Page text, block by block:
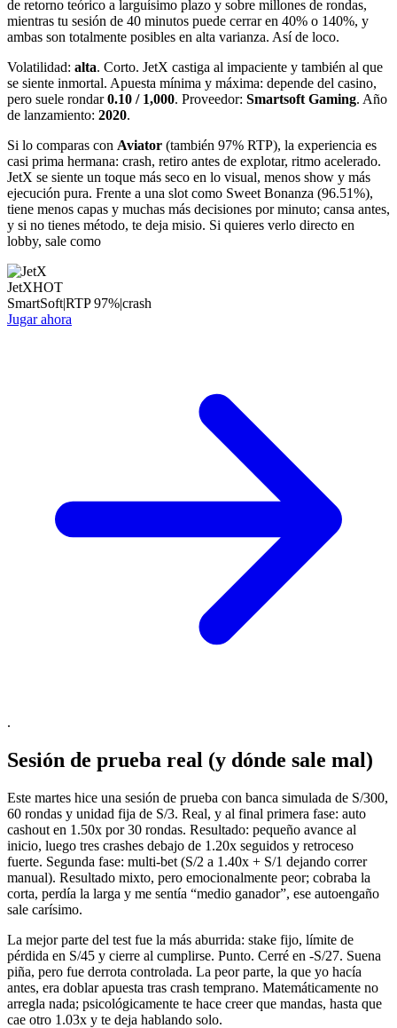
de retorno teórico a larguísimo plazo y sobre millones de rondas,
mientras tu sesión de 40 minutos puede cerrar en 40% o 140%, y
ambas son totalmente posibles en alta varianza. Así de loco.
Volatilidad: alta. Corto. JetX castiga al impaciente y también al que
se siente inmortal. Apuesta mínima y máxima: depende del casino,
pero suele rondar0.10 / 1,000. Proveedor: Smartsoft Gaming. Año
de lanzamiento: 2020.
Si lo comparas con Aviator (también 97% RTP), la experiencia es
casi prima hermana: crash, retiro antes de explotar, ritmo acelerado.
JetX se siente un toque más seco en lo visual, menos show y más
ejecución pura. Frente a una slot como Sweet Bonanza (96.51%),
tiene menos capas y muchas más decisiones por minuto; cansa antes,
y si no tienes método, te deja misio. Si quieres verlo directo en
lobby, sale como
JetXHOT
SmartSoft|RTP97%|crash
Jugar ahora
.
Sesión de prueba real (y dónde sale mal)
Este martes hice una sesión de prueba con banca simulada de S/300,
60 rondas y unidad fija de S/3. Real, y al final primera fase: auto
cashout en 1.50x por 30 rondas. Resultado: pequeño avance al
inicio, luego tres crashes debajo de 1.20x seguidos y retroceso
fuerte. Segunda fase: multi-bet (S/2 a 1.40x + S/1 dejando correr
manual). Resultado mixto, pero emocionalmente peor; cobraba la
corta, perdía la larga y me sentía “medio ganador”, ese autoengaño
sale carísimo.
La mejor parte del test fue la más aburrida: stake fijo, límite de
pérdida en S/45 y cierre al cumplirse. Punto. Cerré en -S/27. Suena
piña, pero fue derrota controlada. La peor parte, la que yo hacía
antes, era doblar apuesta tras crash temprano. Matemáticamente no
arregla nada; psicológicamente te hace creer que mandas, hasta que
cae otro 1.03x y te deja hablando solo.